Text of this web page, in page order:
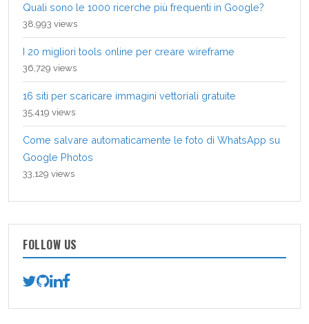
Quali sono le 1000 ricerche più frequenti in Google?
38,993 views
I 20 migliori tools online per creare wireframe
36,729 views
16 siti per scaricare immagini vettoriali gratuite
35,419 views
Come salvare automaticamente le foto di WhatsApp su
Google Photos
33,129 views
FOLLOW US